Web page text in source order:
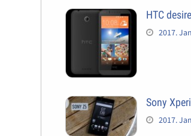
HTC
2017.
Sony
2017.